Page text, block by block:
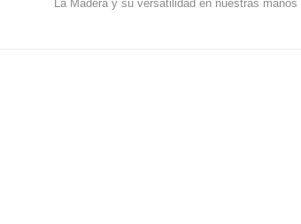
La Madera y su versatilidad en nuestras manos